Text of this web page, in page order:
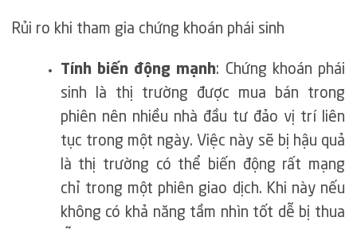
Rủi ro khi tham gia chứng khoán phái sinh
Tính biến động mạnh: Chứng khoán phái
sinh là thị trường được mua bán trong
phiên nên nhiều nhà đầu tư đảo vị trí liên
tục trong một ngày. Việc này sẽ bị hậu quả
là thị trường có thể biến động rất mạng
chỉ trong một phiên giao dịch. Khi này nếu
không có khả năng tầm nhìn tốt dễ bị thua